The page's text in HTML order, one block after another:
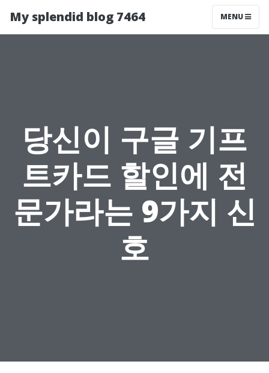
My splendid blog 7464 MENU
당신이 구글 기프
트카드 할인에 전
문가라는 9가지 신
호